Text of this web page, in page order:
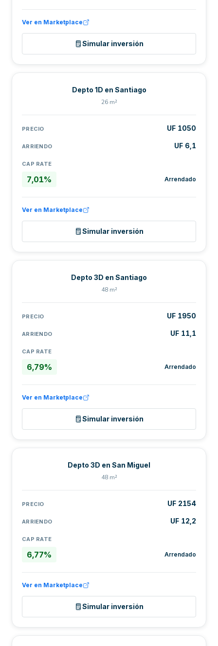
Ver en Marketplace
Simular inversión
Depto 1D en Santiago
26 m²
PRECIO UF 1050
ARRIENDO UF 6,1
CAP RATE
7,01% Arrendado
Ver en Marketplace
Simular inversión
Depto 3D en Santiago
48 m²
PRECIO UF 1950
ARRIENDO UF 11,1
CAP RATE
6,79% Arrendado
Ver en Marketplace
Simular inversión
Depto 3D en San Miguel
48 m²
PRECIO UF 2154
ARRIENDO UF 12,2
CAP RATE
6,77% Arrendado
Ver en Marketplace
Simular inversión